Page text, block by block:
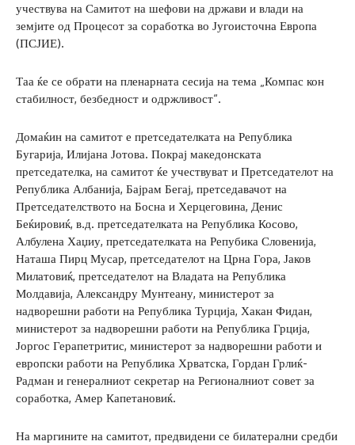
учествува на Самитот на шефови на држави и влади на
земјите од Процесот за соработка во Југоисточна Европа
(ПСЈИЕ).
Таа ќе се обрати на пленарната сесија на тема „Компас кон
стабилност, безбедност и одржливост“.
Домаќин на самитот е претседателката на Република
Бугарија, Илијана Јотова. Покрај македонската
претседателка, на самитот ќе учествуват и Претседателот на
Република Албанија, Бајрам Бегај, претседавачот на
Претседателството на Босна и Херцеговина, Денис
Беќировиќ, в.д. претседателката на Република Косово,
Албулена Хаџиу, претседателката на Репубика Словенија,
Наташа Пирц Мусар, претседателот на Црна Гора, Јаков
Милатовиќ, претседателот на Владата на Република
Молдавија, Александру Мунтеану, министерот за
надворешни работи на Република Турција, Хакан Фидан,
министерот за надворешни работи на Република Грција,
Јоргос Герапетритис, министерот за надворешни работи и
европски работи на Република Хрватска, Гордан Грлиќ-
Радман и генералниот секретар на Регионалниот совет за
соработка, Амер Капетановиќ.
На маргините на самитот, предвидени се билатерални средби